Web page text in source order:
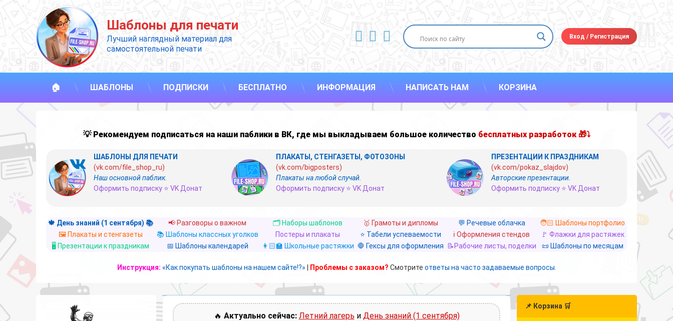
Перейти
к
содержимому
Шаблоны для печати
Лучший наглядный материал для
самостоятельной печати
ВКонтакте
YouTube
E-mail Вход /Регистрация
🏠 ШАБЛОНЫ ПОДПИСКИ БЕСПЛАТНО ИНФОРМАЦИЯ НАПИСАТЬ НАМ КОРЗИНА
💡 Рекомендуем подписаться на наши паблики в ВК, где мы выкладываем большое количество бесплатных разработок 🎁⤵
ШАБЛОНЫ ДЛЯ ПЕЧАТИ
(vk.com/file_shop_ru)
Наш основной паблик.
Оформить подписку ⭐ VK Донат
ПЛАКАТЫ, СТЕНГАЗЕТЫ, ФОТОЗОНЫ
(vk.com/bigposters)
Плакаты на любой случай.
Оформить подписку ⭐ VK Донат
ПРЕЗЕНТАЦИИ К ПРАЗДНИКАМ
(vk.com/pokaz_slajdov)
Авторские презентации.
Оформить подписку ⭐ VK Донат
🍁 День знаний (1 сентября) 📚 📢 Разговоры о важном 🗂️ Наборы шаблонов 🥇 Грамоты и дипломы 💬 Речевые облачка
🧑🏻 Шаблоны портфолио
🖼️ Плакаты и стенгазеты
📚 Шаблоны классных уголков Постеры и плакаты ⭐ Табели успеваемости ℹ️ Оформления стендов
🚩 Флажки для растяжек
🖥️ Презентации к праздникам
📅 Шаблоны календарей 👩🏻‍🏫 Школьные растяжки 🛑 Гексы для оформления 📝Рабочие листы, поделки 📜 Шаблоны по месяцам
Инструкция: «Как покупать шаблоны на нашем сайте!?» Проблемы с заказом? Смотрите ответы на часто задаваемые вопросы.
🔥 Актуально сейчас: Летний лагерь и День знаний (1 сентября)
📌 Корзина 🛒